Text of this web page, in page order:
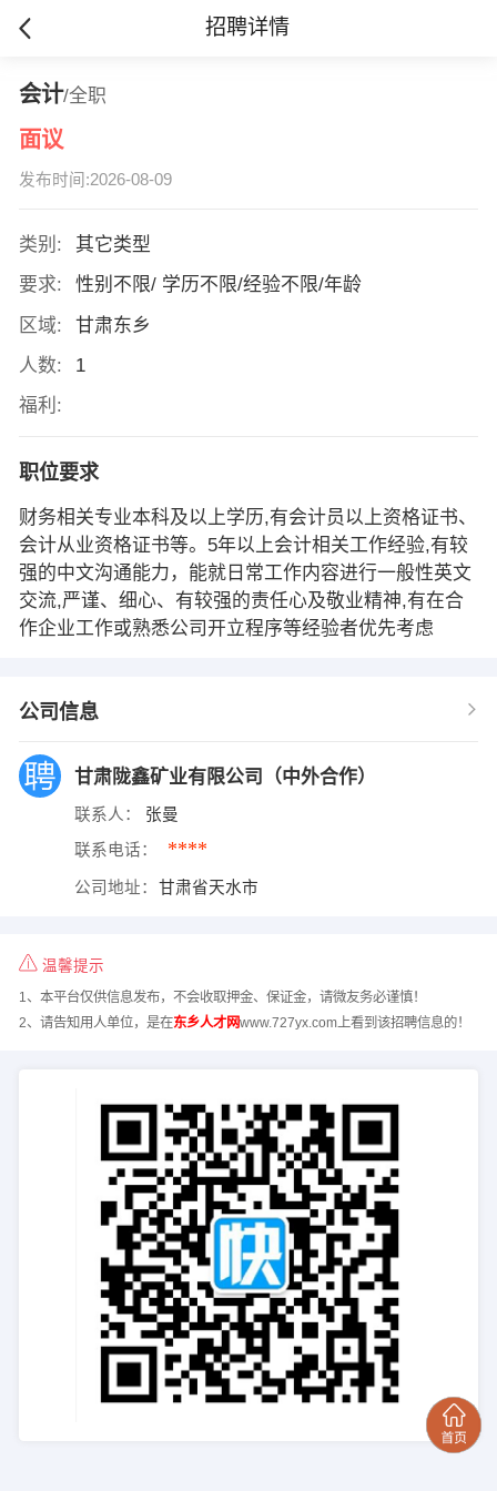
招聘详情
会计/全职
面议
发布时间:2026-08-09
类别:
其它类型
要求:
性别不限/ 学历不限/经验不限/年龄
区域:
甘肃东乡
人数:
1
福利:
职位要求
财务相关专业本科及以上学历,有会计员以上资格证书、
会计从业资格证书等。5年以上会计相关工作经验,有较
强的中文沟通能力，能就日常工作内容进行一般性英文
交流,严谨、细心、有较强的责任心及敬业精神,有在合
作企业工作或熟悉公司开立程序等经验者优先考虑
公司信息
甘肃陇鑫矿业有限公司（中外合作）
联系人： 张曼
联系电话： ****
公司地址： 甘肃省天水市
温馨提示
1、本平台仅供信息发布，不会收取押金、保证金，请微友务必谨慎！
2、请告知用人单位，是在东乡人才网www.727yx.com上看到该招聘信息的！